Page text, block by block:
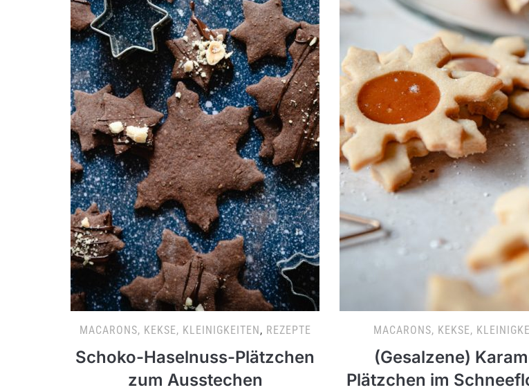
MACARONS, KEKSE, KLEINIGKEITEN, REZEPTE
Schoko-Haselnuss-Plätzchen
zum Ausstechen
MACARONS, KEKSE,
(Gesalzene)
Plätzchen im